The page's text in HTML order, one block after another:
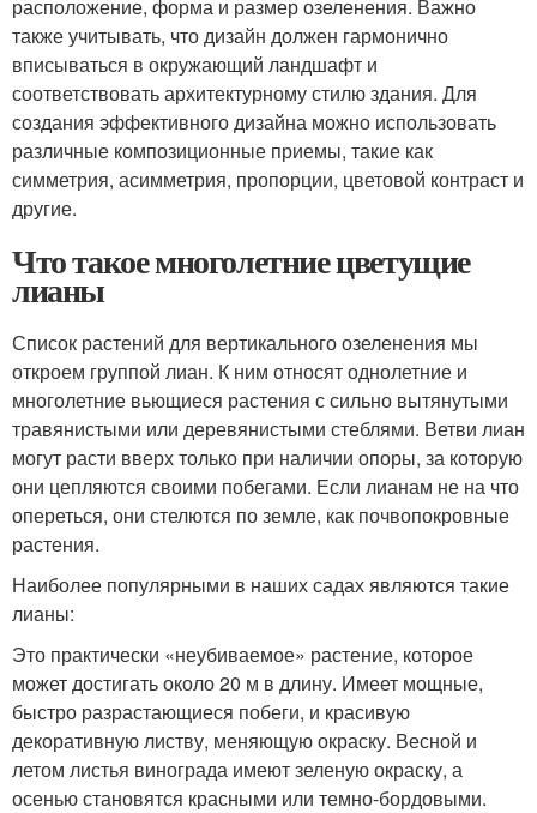
расположение, форма и размер озеленения. Важно
также учитывать, что дизайн должен гармонично
вписываться в окружающий ландшафт и
соответствовать архитектурному стилю здания. Для
создания эффективного дизайна можно использовать
различные композиционные приемы, такие как
симметрия, асимметрия, пропорции, цветовой контраст и
другие.
Что такое многолетние цветущие
лианы
Список растений для вертикального озеленения мы
откроем группой лиан. К ним относят однолетние и
многолетние вьющиеся растения с сильно вытянутыми
травянистыми или деревянистыми стеблями. Ветви лиан
могут расти вверх только при наличии опоры, за которую
они цепляются своими побегами. Если лианам не на что
опереться, они стелются по земле, как почвопокровные
растения.
Наиболее популярными в наших садах являются такие
лианы:
Это практически «неубиваемое» растение, которое
может достигать около 20 м в длину. Имеет мощные,
быстро разрастающиеся побеги, и красивую
декоративную листву, меняющую окраску. Весной и
летом листья винограда имеют зеленую окраску, а
осенью становятся красными или темно-бордовыми.